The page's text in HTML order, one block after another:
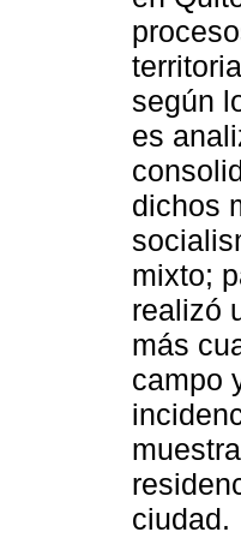
según
es
dichos
mixto;
realizó
más
campo
ciudad.